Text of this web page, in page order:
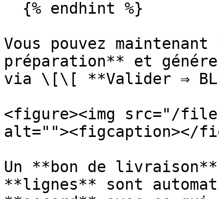
Vous pouvez
préparation** et
via \[\[ **Valider ⇒
<figure><img src="/
alt=""><figcaption></
Un **bon de
**lignes** sont